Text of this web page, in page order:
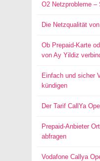
O2 Netzprobleme –
Die Netzqualität
Ob Prepaid-Karte
von Ay Yildiz
Einfach und sicher
kündigen
Der Tarif CallYa
Prepaid-Anbieter
abfragen
Vodafone Callya